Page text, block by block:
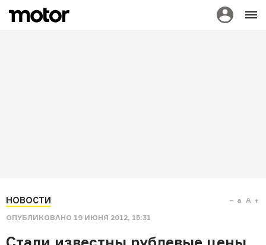
НОВОСТИ
ОПУБЛИКОВАНО 19 ИЮНЯ 2012, 15:31
a A